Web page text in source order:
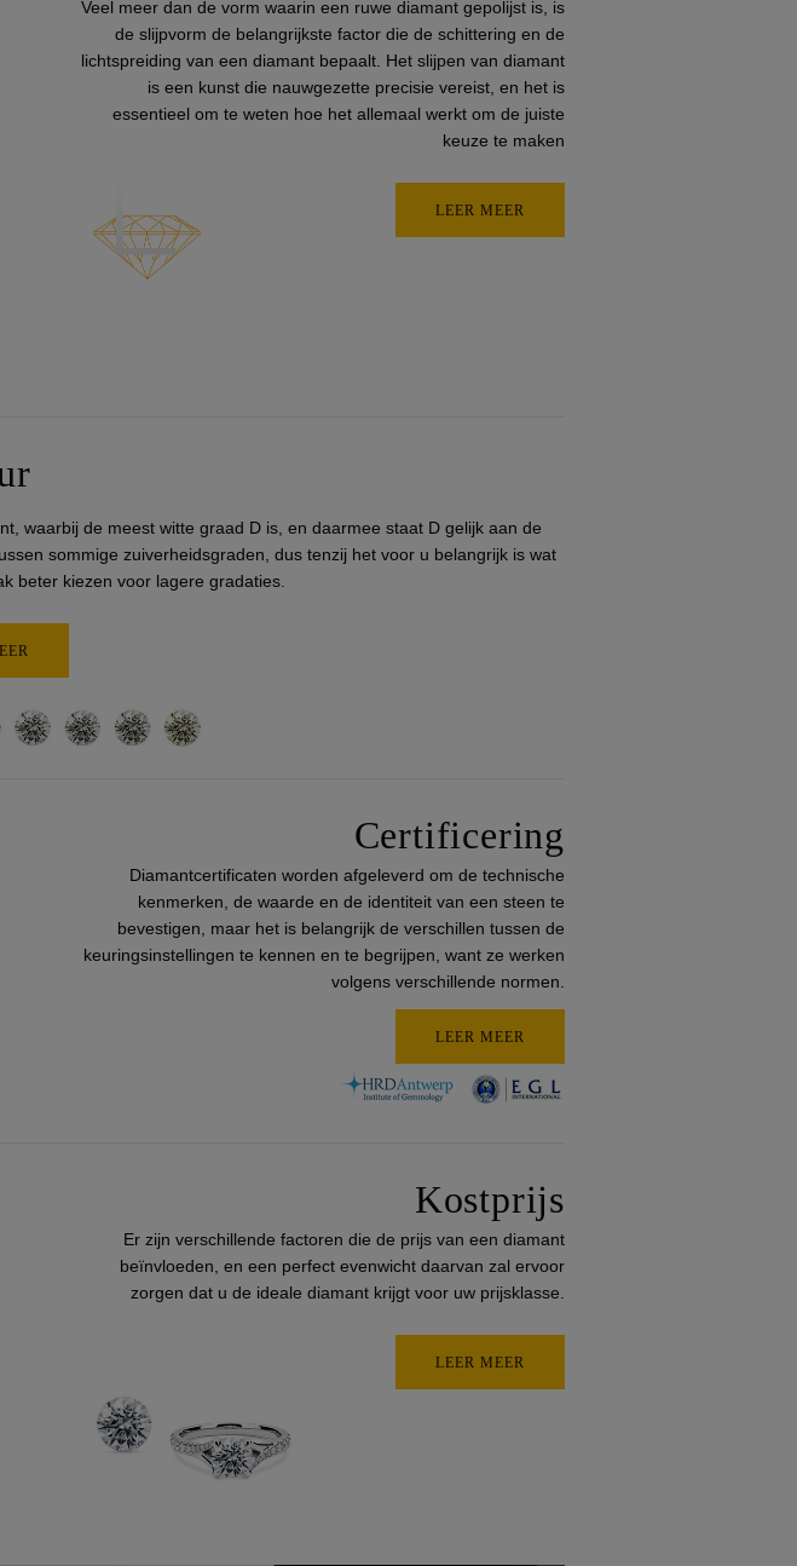
Veel meer dan de vorm waarin een ruwe diamant gepolijst is, is
de slijpvorm de belangrijkste factor die de schittering en de
lichtspreiding van een diamant bepaalt. Het slijpen van diamant
is een kunst die nauwgezette precisie vereist, en het is
essentieel om te weten hoe het allemaal werkt om de juiste
keuze te maken
LEER MEER
waarbij de meest witte graad D is, en daarmee staat D gelijk aan de
sommige zuiverheidsgraden, dus tenzij het voor u belangrijk is wat
beter kiezen voor lagere gradaties.
Certificering
Diamantcertificaten worden afgeleverd om de technische
kenmerken, de waarde en de identiteit van een steen te
bevestigen, maar het is belangrijk de verschillen tussen de
keuringsinstellingen te kennen en te begrijpen, want ze werken
volgens verschillende normen.
LEER MEER
Kostprijs
Er zijn verschillende factoren die de prijs van een diamant
beïnvloeden, en een perfect evenwicht daarvan zal ervoor
zorgen dat u de ideale diamant krijgt voor uw prijsklasse.
LEER MEER